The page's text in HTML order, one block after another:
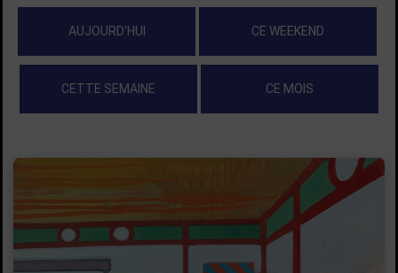
AUJOURD'HUI CE WEEKEND
CETTE SEMAINE CE MOIS